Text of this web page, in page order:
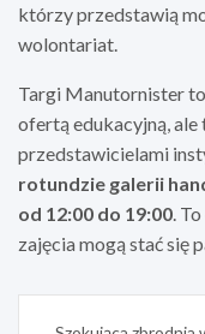
którzy przedstawią
wolontariat.
Targi Manutornister
ofertą edukacyjną,
przedstawicielami
rotundzie galerii
od 12:00 do 19:00 .
zajęcia mogą stać się